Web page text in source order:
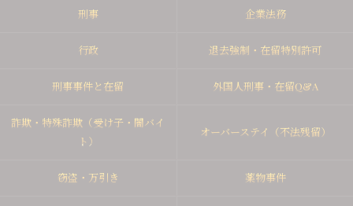
刑事 企業法務
行政 退去強制・在留特別許可
刑事事件と在留 外国人刑事・在留Q&A
詐欺・特殊詐欺（受け子・闇バイ
ト）
オーバーステイ（不法残留）
窃盗・万引き 薬物事件